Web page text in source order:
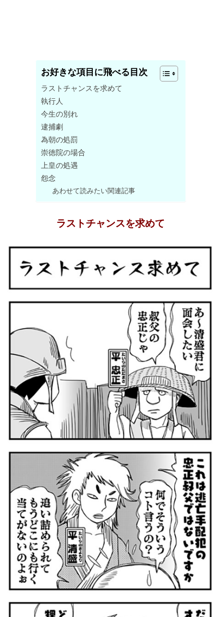
お好きな項目に飛べる目次
ラストチャンスを求めて
執行人
今生の別れ
逮捕劇
為朝の処罰
崇徳院の場合
上皇の処遇
怨念
あわせて読みたい関連記事
ラストチャンスを求めて